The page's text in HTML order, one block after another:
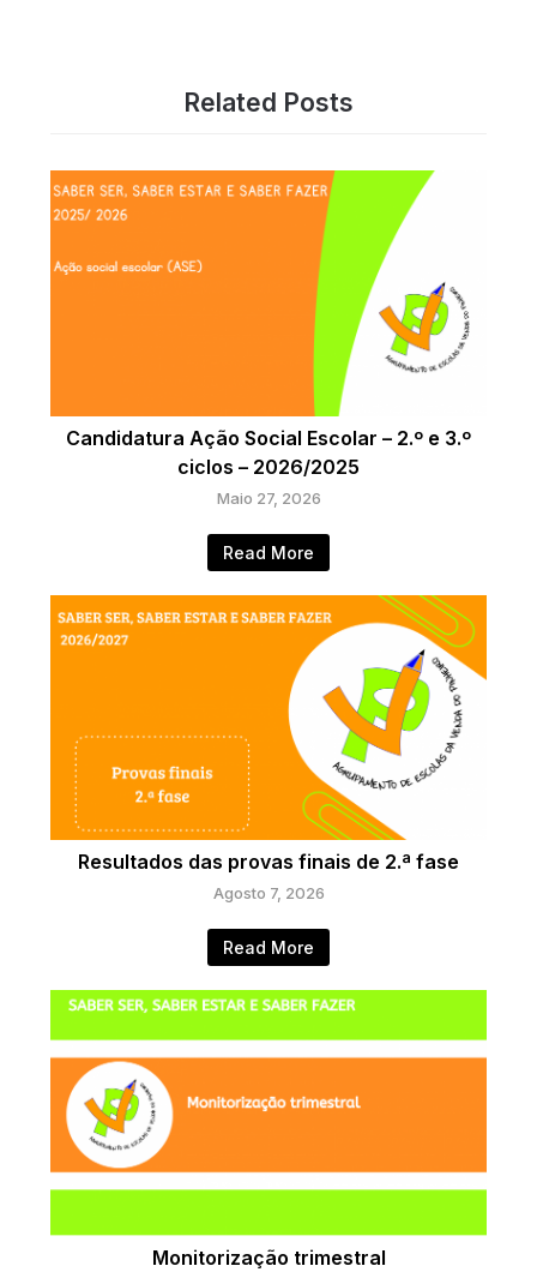
Related Posts
Candidatura Ação Social Escolar – 2.º e 3.º
ciclos – 2026/2025
Maio 27, 2026
Read More
Resultados das provas finais de 2.ª fase
Agosto 7, 2026
Read More
Monitorização trimestral